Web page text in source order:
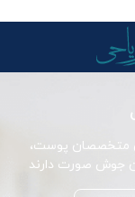
متخصصان پوست،
جوش صورت دارند